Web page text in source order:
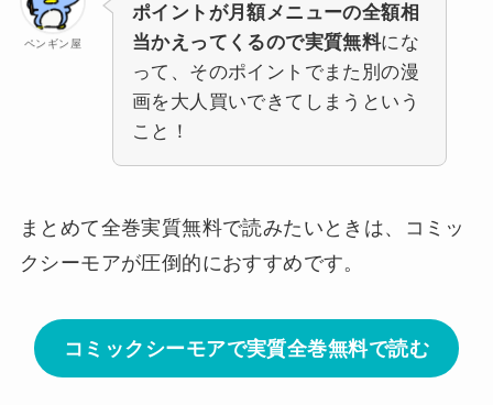
ペンギン屋
ポイントが月額メニューの全額相
当かえってくるので実質無料にな
って、そのポイントでまた別の漫
画を大人買いできてしまうという
こと！
まとめて全巻実質無料で読みたいときは、コミッ
クシーモアが圧倒的におすすめです。
コミックシーモアで実質全巻無料で読む